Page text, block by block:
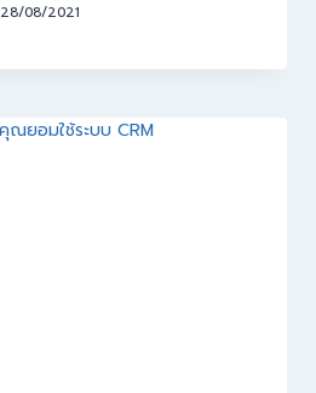
28/08/2021